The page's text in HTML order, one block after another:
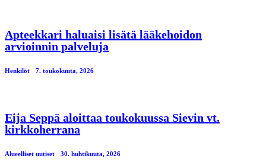
Apteekkari haluaisi lisätä lääkehoidon
arvioinnin palveluja
Henkilöt 7. toukokuuta, 2026
Eija Seppä aloittaa toukokuussa Sievin vt.
kirkkoherrana
Alueelliset uutiset 30. huhtikuuta, 2026